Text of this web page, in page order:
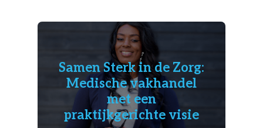
Samen Sterk in de Zorg:
Medische vakhandel
met een
praktijkgerichte visie